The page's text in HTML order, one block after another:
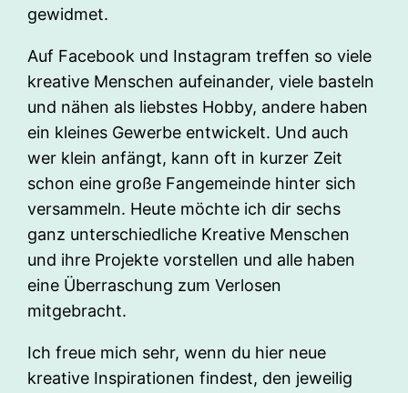
gewidmet.
Auf Facebook und Instagram treffen so viele
kreative Menschen aufeinander, viele basteln
und nähen als liebstes Hobby, andere haben
ein kleines Gewerbe entwickelt. Und auch
wer klein anfängt, kann oft in kurzer Zeit
schon eine große Fangemeinde hinter sich
versammeln. Heute möchte ich dir sechs
ganz unterschiedliche Kreative Menschen
und ihre Projekte vorstellen und alle haben
eine Überraschung zum Verlosen
mitgebracht.
Ich freue mich sehr, wenn du hier neue
kreative Inspirationen findest, den jeweilig